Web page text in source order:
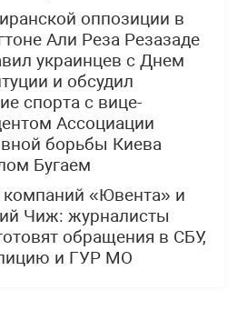
оппозиции в
Али Реза Резазаде
украинцев с Днем
и обсудил
спорта с вице-
Ассоциации
борьбы Киева
Бугаем
компаний «Ювента» и
Чиж: журналисты
обращения в СБУ,
и ГУР МО